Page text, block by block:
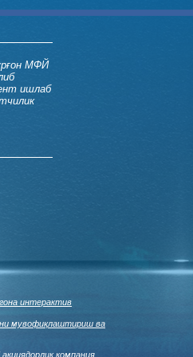
МФЙ
ишлаб
интерактив
мувофиқлаштириш ва
компания